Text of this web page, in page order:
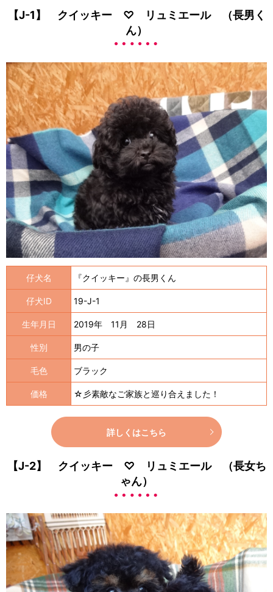
【J-1】 クイッキー ♡ リュミエール （長男く
ん）
仔犬名 『クイッキー』の長男くん
仔犬ID 19-J-1
生年月日 2019年 11月 28日
性別 男の子
毛色 ブラック
価格 ☆彡素敵なご家族と巡り合えました！
詳しくはこちら
【J-2】 クイッキー ♡ リュミエール （長女ち
ゃん）